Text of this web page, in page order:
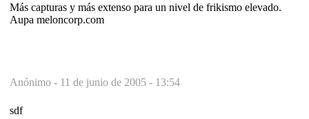
Más capturas y más extenso para un nivel de frikismo elevado.
Aupa meloncorp.com
Anónimo - 11 de junio de 2005 - 13:54
sdf